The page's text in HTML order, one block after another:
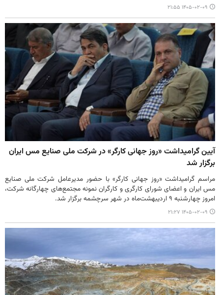
۱۴۰۵-۰۲-۰۹ ۲۱:۵۵
آیین گرامیداشت «روز جهانی کارگر» در شرکت ملی صنایع مس ایران
برگزار شد
مراسم گرامیداشت «روز جهانی کارگر» با حضور مدیرعامل شرکت ملی صنایع
مس ایران و اعضای شورای کارگری و کارگران نمونه مجتمع‌های چهارگانه شرکت،
امروز چهارشنبه ۹ اردیبهشت‌ماه در شهر سرچشمه برگزار شد.
۱۴۰۵-۰۲-۰۹ ۲۱:۲۷